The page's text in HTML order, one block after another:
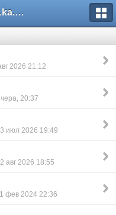
ФОРУМ PHILka.RU
2026 21:12
20:37
июл 2026 19:49
авг 2026 18:55
фев 2024 22:36